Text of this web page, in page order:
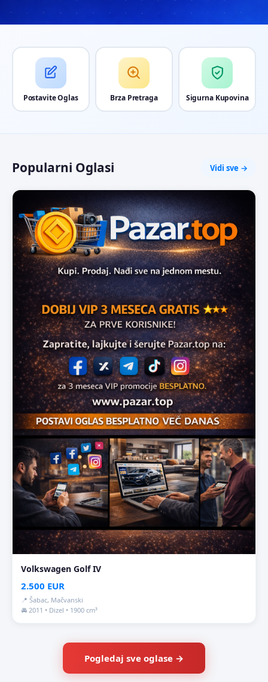
Postavite Oglas Brza Pretraga Sigurna Kupovina
Popularni Oglasi Vidi sve →
Volkswagen Golf IV
2.500 EUR
📍 Šabac, Mačvanski
🚘 2011 • Dizel • 1900 cm³
Pogledaj sve oglase →